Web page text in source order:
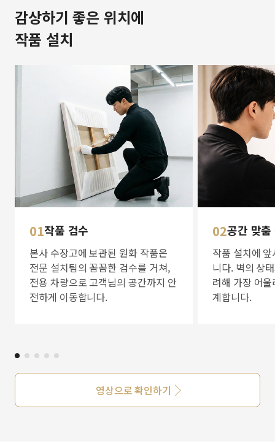
감상하기 좋은 위치에
작품 설치
01작품 검수
본사 수장고에 보관된 원화 작품은
전문 설치팀의 꼼꼼한 검수를 거쳐,
전용 차량으로 고객님의 공간까지 안
전하게 이동합니다.
02공간 맞
작품 설치에
니다. 벽의 상
려해 가장 어
계합니다.
영상으로 확인하기